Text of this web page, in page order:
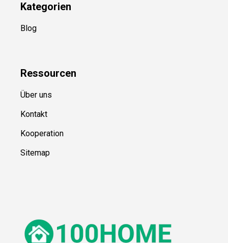
Kategorien
Blog
Ressourcen
Über uns
Kontakt
Kooperation
Sitemap